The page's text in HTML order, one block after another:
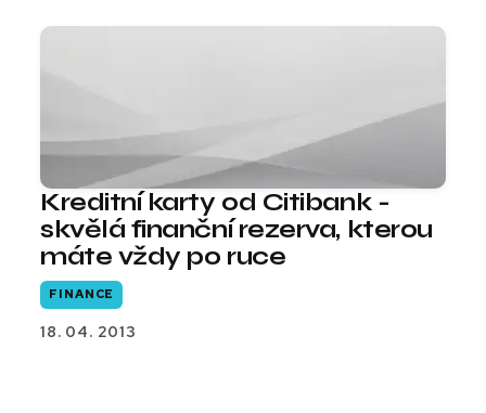
Kreditní karty od Citibank -
skvělá finanční rezerva, kterou
máte vždy po ruce
FINANCE
18. 04. 2013